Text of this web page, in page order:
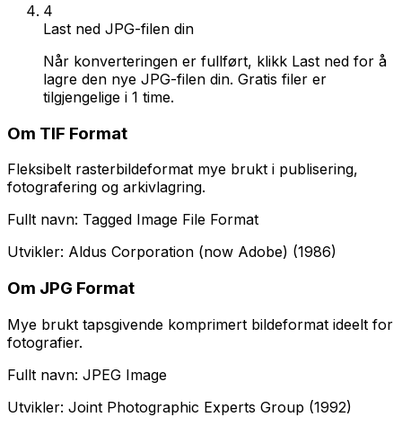
4
Last ned JPG-filen din
Når konverteringen er fullført, klikk Last ned for å
lagre den nye JPG-filen din. Gratis filer er
tilgjengelige i 1 time.
Om TIF Format
Fleksibelt rasterbildeformat mye brukt i publisering,
fotografering og arkivlagring.
Fullt navn: Tagged Image File Format
Utvikler: Aldus Corporation (now Adobe) (1986)
Om JPG Format
Mye brukt tapsgivende komprimert bildeformat ideelt for
fotografier.
Fullt navn: JPEG Image
Utvikler: Joint Photographic Experts Group (1992)